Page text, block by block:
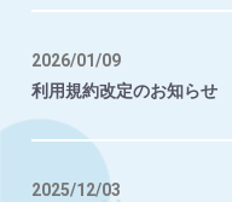
2026/01/09
利用規約改定のお知らせ
2025/12/03